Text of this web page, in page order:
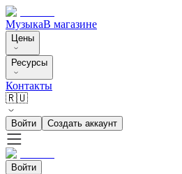
МузыкаВ магазине
Цены
Ресурсы
Контакты
🇷🇺
Войти Создать аккаунт
Войти